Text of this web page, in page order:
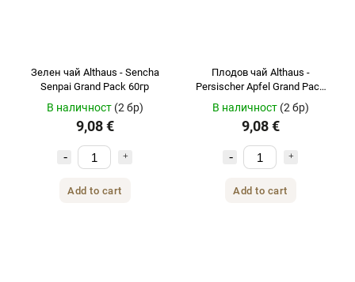
Зелен чай Althaus - Sencha
Senpai Grand Pack 60гр
В наличност (2 бр)
9,08 €
Add to cart
Плодов чай ​​Althaus -
Persischer Apfel Grand Pack
В наличност (2 бр)
9,08 €
Add to cart